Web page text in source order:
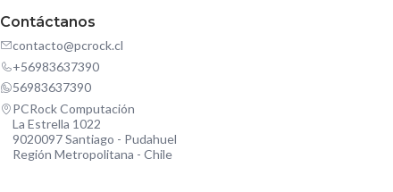
Contáctanos
contacto@pcrock.cl
+56983637390
56983637390
PCRock Computación
La Estrella 1022
9020097 Santiago - Pudahuel
Región Metropolitana - Chile